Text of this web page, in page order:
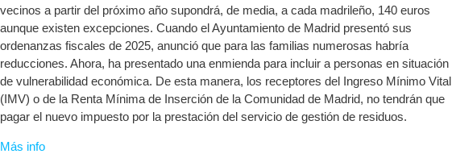
vecinos a partir del próximo año supondrá, de media, a cada madrileño, 140 euros
aunque existen excepciones. Cuando el Ayuntamiento de Madrid presentó sus
ordenanzas fiscales de 2025, anunció que para las familias numerosas habría
reducciones. Ahora, ha presentado una enmienda para incluir a personas en situación
de vulnerabilidad económica. De esta manera, los receptores del Ingreso Mínimo Vital
(IMV) o de la Renta Mínima de Inserción de la Comunidad de Madrid, no tendrán que
pagar el nuevo impuesto por la prestación del servicio de gestión de residuos.
Más info